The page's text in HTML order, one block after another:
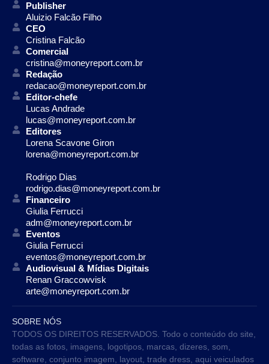
Publisher
Aluizio Falcão Filho
CEO
Cristina Falcão
Comercial
cristina@moneyreport.com.br
Redação
redacao@moneyreport.com.br
Editor-chefe
Lucas Andrade
lucas@moneyreport.com.br
Editores
Lorena Scavone Giron
lorena@moneyreport.com.br
Rodrigo Dias
rodrigo.dias@moneyreport.com.br
Financeiro
Giulia Ferrucci
adm@moneyreport.com.br
Eventos
Giulia Ferrucci
eventos@moneyreport.com.br
Audiovisual & Mídias Digitais
Renan Graccowvisk
arte@moneyreport.com.br
SOBRE NÓS
TODOS OS DIREITOS RESERVADOS. Todo o conteúdo do site,
todas as fotos, imagens, logotipos, marcas, dizeres, som,
software, conjunto imagem, layout, trade dress, aqui veiculados